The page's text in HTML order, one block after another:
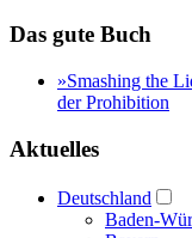
Das gute Buch
»Smashing the
der Prohibition
Aktuelles
Deutschland
Baden-